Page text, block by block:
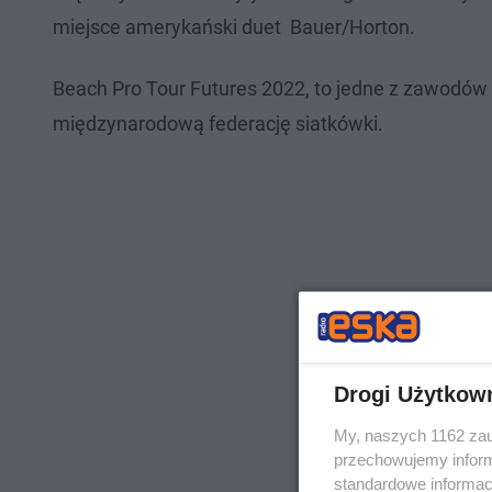
miejsce amerykański duet Bauer/Horton.
Beach Pro Tour Futures 2022, to jedne z
międzynarodową federację siatkówki.
Drogi
My, naszych 1162
przechowujemy
standardowe